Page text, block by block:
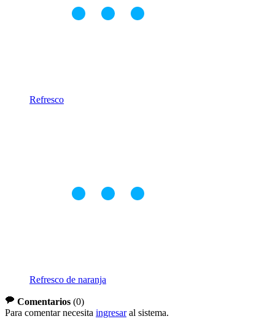
Refresco
Refresco de naranja
Comentarios (0)
Para comentar necesita ingresaral sistema.